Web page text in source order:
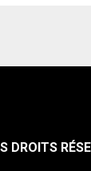
DROITS